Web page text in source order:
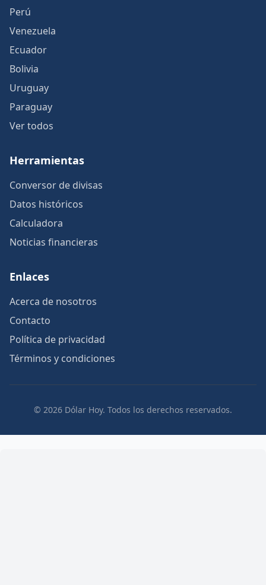
Perú
Venezuela
Ecuador
Bolivia
Uruguay
Paraguay
Ver todos
Herramientas
Conversor de divisas
Datos históricos
Calculadora
Noticias financieras
Enlaces
Acerca de nosotros
Contacto
Política de privacidad
Términos y condiciones
© 2026 Dólar Hoy. Todos los derechos reservados.